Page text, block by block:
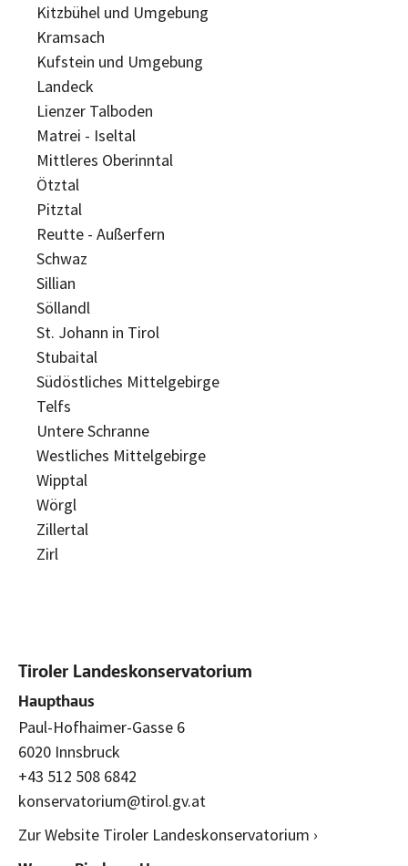
Kitzbühel und Umgebung
Kramsach
Kufstein und Umgebung
Landeck
Lienzer Talboden
Matrei - Iseltal
Mittleres Oberinntal
Ötztal
Pitztal
Reutte - Außerfern
Schwaz
Sillian
Söllandl
St. Johann in Tirol
Stubaital
Südöstliches Mittelgebirge
Telfs
Untere Schranne
Westliches Mittelgebirge
Wipptal
Wörgl
Zillertal
Zirl
Tiroler Landeskonservatorium
Haupthaus
Paul-Hofhaimer-Gasse 6
6020 Innsbruck
+43 512 508 6842
konservatorium@tirol.gv.at
Zur Website Tiroler Landeskonservatorium ›